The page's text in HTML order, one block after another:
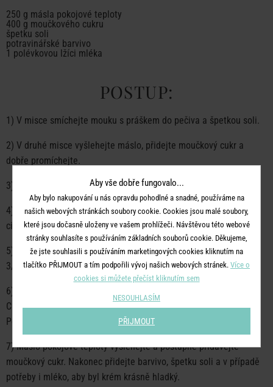
250 g másla pokojové teploty
400 g moučkového cukru
špetku soli
potravinářské barvivo
1 polévkovou lžíci mléka
POSTUP:
1) V misce smíchejte mouku s práškem do pečiva a špetkou soli.
2) V druhé misce vyšlehejte máslo, přidejte moučkový cukr a
dobře promíchejte.
3) Poté přidejte vejce a zapracujte.
4) Nakonec přidejte mouku, smetanu, mléko, šťávu a kůru z
citrónu. Vše dobře promíchejte.
5) Formu na muffiny vyplňte košíčky na muffiny a naplňte je do
3/4 výšky košíčků.
6) Pečte ve vyhřáté troubě na 160 stupňů přibližně 25 minut.
Cupcaky jsou upečené, když se těsto po zapíchnutí špejle nelepí.
Poté je nechte úplně vychladnout.
7) Máslo pokojové teploty vyšlehejte a postupně přidávejte
moučkový cukr. Nakonec přidejte barvivo, špetku soli a v případě
potřeby i mléko, aby byl krém krásně hladký.
Aby vše dobře fungovalo...
Aby bylo nakupování u nás opravdu pohodlné a snadné, používáme na
našich webových stránkách soubory cookie. Cookies jsou malé soubory,
které jsou dočasně uloženy ve vašem prohlížeči. Návštěvou této webové
stránky souhlasíte s používáním základních souborů cookie. Děkujeme,
že jste souhlasili s používáním marketingových cookies kliknutím na
tlačítko PŘIJMOUT a tím podpořili vývoj našich webových stránek. Více o
cookies si můžete přečíst kliknutím sem
NESOUHLASÍM
PŘIJMOUT